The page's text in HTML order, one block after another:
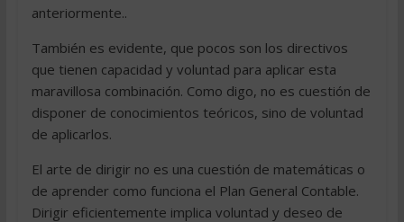
anteriormente..
También es evidente, que pocos son los directivos
que tienen capacidad y voluntad para aplicar esta
maravillosa combinación. Como digo, no es cuestión de
disponer de conocimientos teóricos, sino de voluntad
de aplicarlos.
El arte de dirigir no es una cuestión de matemáticas o
de aprender como funciona el Plan General Contable.
Dirigir eficientemente implica voluntad y deseo de